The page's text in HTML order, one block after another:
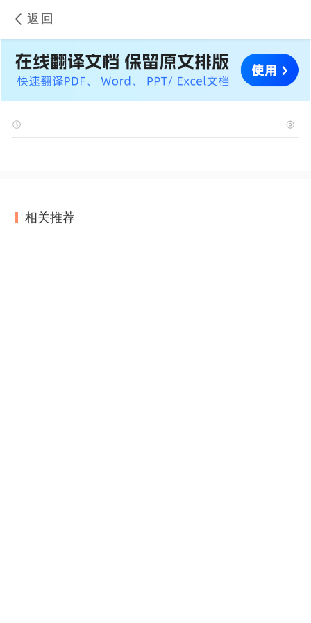
返回
相关推荐